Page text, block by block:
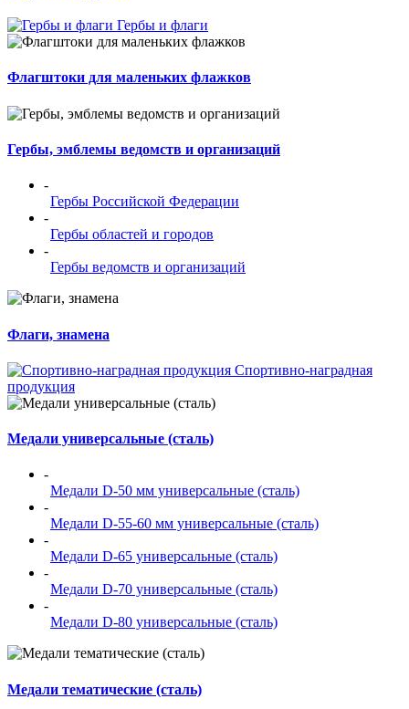
Гербы и флаги
Флагштоки для маленьких флажков
Гербы, эмблемы ведомств и организаций
-
Гербы Российской Федерации
-
Гербы областей и городов
-
Гербы ведомств и организаций
Флаги, знамена
Спортивно-наградная
продукция
Медали универсальные (сталь)
-
Медали D-50 мм универсальные (сталь)
-
Медали D-55-60 мм универсальные (сталь)
-
Медали D-65 универсальные (сталь)
-
Медали D-70 универсальные (сталь)
-
Медали D-80 универсальные (сталь)
Медали тематические (сталь)